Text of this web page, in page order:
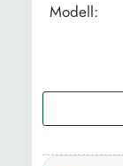
Modell: